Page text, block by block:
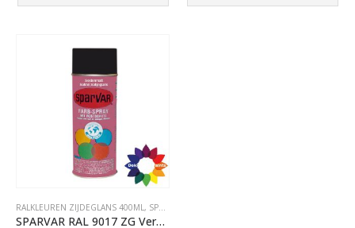
RALKLEUREN ZIJDEGLANS 400ML, SPARVAR GRAFFITI SPUITBUSSEN
SPARVAR RAL 9017 ZG Verkeerszwart